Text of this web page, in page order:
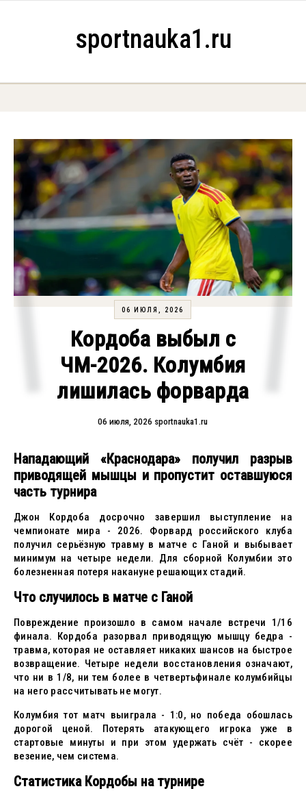
sportnauka1.ru
06 ИЮЛЯ, 2026
Кордоба выбыл с
ЧМ-2026. Колумбия
лишилась форварда
06 июля, 2026 sportnauka1.ru
Нападающий «Краснодара» получил разрыв
приводящей мышцы и пропустит оставшуюся
часть турнира
Джон Кордоба досрочно завершил выступление на
чемпионате мира - 2026. Форвард российского клуба
получил серьёзную травму в матче с Ганой и выбывает
минимум на четыре недели. Для сборной Колумбии это
болезненная потеря накануне решающих стадий.
Что случилось в матче с Ганой
Повреждение произошло в самом начале встречи 1/16
финала. Кордоба разорвал приводящую мышцу бедра -
травма, которая не оставляет никаких шансов на быстрое
возвращение. Четыре недели восстановления означают,
что ни в 1/8, ни тем более в четвертьфинале колумбийцы
на него рассчитывать не могут.
Колумбия тот матч выиграла - 1:0, но победа обошлась
дорогой ценой. Потерять атакующего игрока уже в
стартовые минуты и при этом удержать счёт - скорее
везение, чем система.
Статистика Кордобы на турнире